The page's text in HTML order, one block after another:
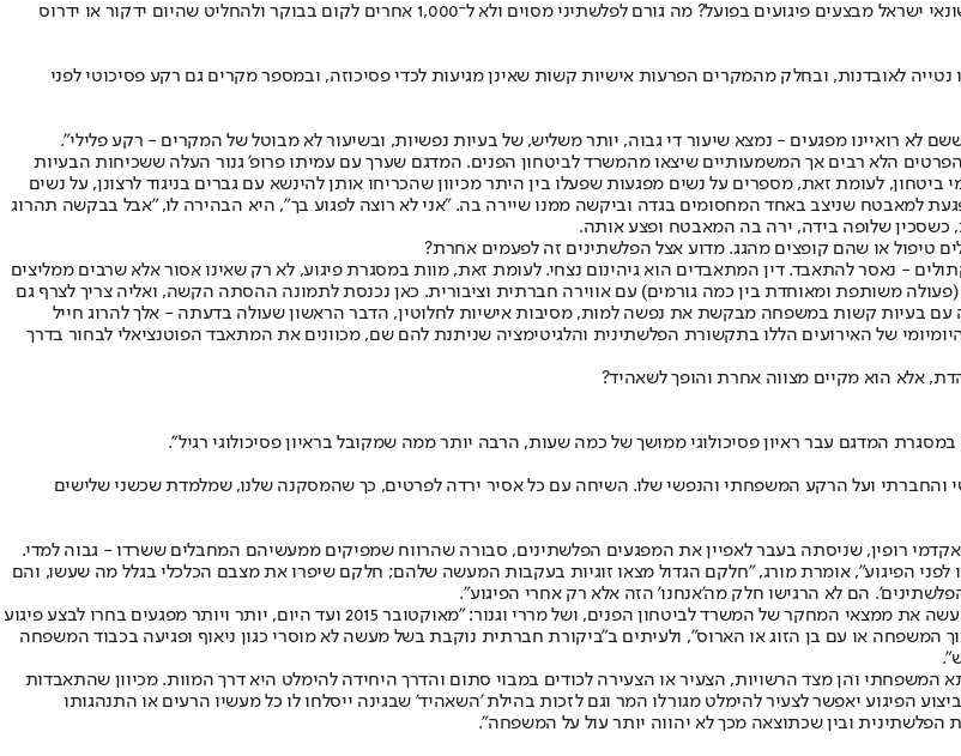
"שאלת המחקר שלנו היתה - למה דווקא הם? או, מדוע כה מעטים מקרב מאות אלפים של שונאי ישראל מבצעים פיגועים בפועל? מה גורם לפלשתיני מסוים ולא ל־1,000 אחרים לקום בבוקר ולהחליט שהיום ידקור או ידרוס
שכללו נטייה לאובדנות, ובחלק מהמקרים הפרעות אישיות קשות שאינן מגיעות לכדי פסיכוזה, ובמספר מקרים גם רקע פסיכוטי לפני
רואיינו מפגעים - נמצא שיעור די גבוה, יותר משליש, של בעיות נפשיות, ובשיעור לא מבוטל של המקרים - רקע פלילי".
הלא רבים אך המשמעותיים שיצאו מהמשרד לביטחון הפנים. המדגם שערך עם עמיתו פרופ' גנור העלה ששכיחות הבעיות
לעומת זאת, מספרים על נשים מפגעות שפעלו בין היתר מכיוון שהכריחו אותן להינשא עם גברים בניגוד לרצונן, על נשים
למאבטח שניצב באחד המחסומים בגדה וביקשה ממנו שיירה בה. "אני לא רוצה לפגוע בך", היא הבהירה לו, "אבל בבקשה תהרוג
כשסכין שלופה בידה, ירה בה המאבטח ופצע אותה.
טיפול או שהם קופצים מהגג. מדוע אצל הפלשתינים זה לפעמים אחרת?
- נאסר להתאבד. דין המתאבדים הוא גיהינום נצחי. לעומת זאת, מוות במסגרת פיגוע, לא רק שאינו אסור אלא שרבים ממליצים
משותפת ומאוחדת בין כמה גורמים) עם אווירה חברתית וציבורית. כאן נכנסת לתמונה ההסתה הקשה, ואליה צריך לצרף גם
בעיות קשות במשפחה מבקשת את נפשה למות, מסיבות אישיות לחלוטין, הדבר הראשון שעולה בדעתה - אלך להרוג חייל
של האירועים הללו בתקשורת הפלשתינית והלגיטימציה שניתנת להם שם, מכוונים את המתאבד הפוטנציאלי לבחור בדרך
אלא הוא מקיים מצווה אחרת והופך לשאהיד?
המדגם עבר ראיון פסיכולוגי ממושך של כמה שעות, הרבה יותר ממה שמקובל בראיון פסיכולוגי רגיל".
והחברתי ועל הרקע המשפחתי והנפשי שלו. השיחה עם כל אסיר ירדה לפרטים, כך שהמסקנה שלנו, שמלמדת שכשני שלישים
רופין, שניסתה בעבר לאפיין את המפגעים הפלשתינים, סבורה שהרווח שמפיקים ממעשיהם המחבלים ששרדו - גבוה למדי.
הפיגוע", אומרת מורג, "חלקם הגדול מצאו זוגיות בעקבות המעשה שלהם; חלקם שיפרו את מצבם הכלכלי בגלל מה שעשו, והם
הם לא הרגישו חלק מה'אנחנו' הזה אלא רק אחרי הפיגוע".
משרד מתאם פעולות הממשלה בשטחים עסק אף הוא בסוגיה. נייר שכתבו אנשיו מאשר למעשה את ממצאי המחקר של המשרד לביטחון הפנים, ושל מררי וגנור: "מאוקטובר 2015 ועד היום, יותר ויותר מפגעים בחרו לבצע פיגוע
המשפחה או עם בן הזוג או הארוס", ולעיתים ב"ביקורת חברתית נוקבת בשל מעשה לא מוסרי כגון ניאוף ופגיעה בכבוד המשפחה
והן מצד הרשויות, הצעיר או הצעירה לכודים במבוי סתום והדרך היחידה להימלט היא דרך המוות. מכיוון שהתאבדות
הפיגוע יאפשר לצעיר להימלט מגורלו המר וגם לזכות בהילת 'השאהיד' שבגינה ייסלחו לו כל מעשיו הרעים או התנהגותו
הפלשתינית ובין שכתוצאה מכך לא יהווה יותר עול על המשפחה".